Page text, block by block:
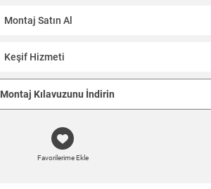
Montaj Satın Al
Keşif Hizmeti
Montaj Kılavuzunu İndirin
Favorilerime Ekle